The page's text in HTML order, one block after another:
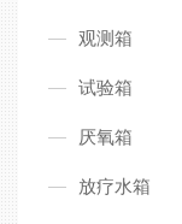
观测箱
试验箱
厌氧箱
放疗水箱